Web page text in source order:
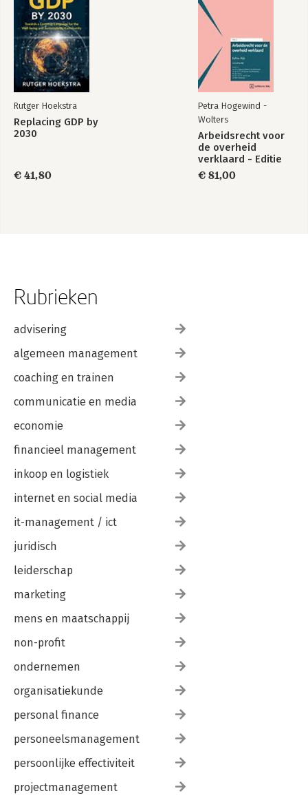
Rutger Hoekstra
Replacing GDP by
2030
€ 41,80
Petra Hogewind -
Wolters
Arbeidsrecht voor
de overheid
verklaard - Editie
Rijk 2025/2
€ 81,00
Rubrieken
advisering
algemeen management
coaching en trainen
communicatie en media
economie
financieel management
inkoop en logistiek
internet en social media
it-management / ict
juridisch
leiderschap
marketing
mens en maatschappij
non-profit
ondernemen
organisatiekunde
personal finance
personeelsmanagement
persoonlijke effectiviteit
projectmanagement